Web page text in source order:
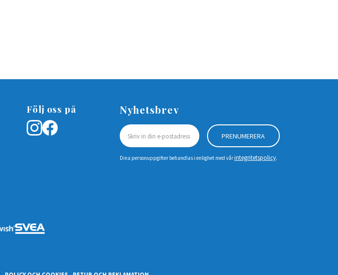
Följ oss på Nyhetsbrev
PRENUMERERA
Dina personuppgifter behandlas i enlighet med vårintegritetspolicy.